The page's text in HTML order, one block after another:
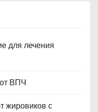
для лечения
ВПЧ
жировиков с